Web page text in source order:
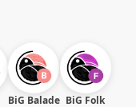
BiG Balade BiG Folk